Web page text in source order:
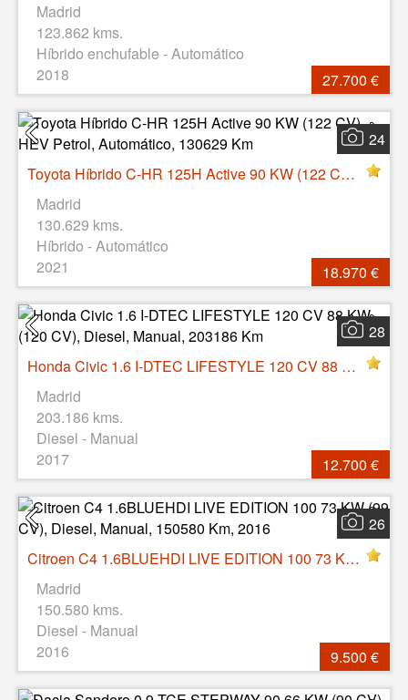
Madrid
123.862 kms.
Híbrido enchufable - Automático
2018
27.700 €
24
Toyota Híbrido C-HR 125H Active 90 KW (122 CV), HEV Petrol, Automático, 130629 Km
Madrid
130.629 kms.
Híbrido - Automático
2021
18.970 €
28
Honda Civic 1.6 I-DTEC LIFESTYLE 120 CV 88 KW (120 CV), Diesel, Manual, 203186 Km
Madrid
203.186 kms.
Diesel - Manual
2017
12.700 €
26
Citroen C4 1.6BLUEHDI LIVE EDITION 100 73 KW (99 CV), Diesel, Manual, 150580 Km, 2016
Madrid
150.580 kms.
Diesel - Manual
2016
9.500 €